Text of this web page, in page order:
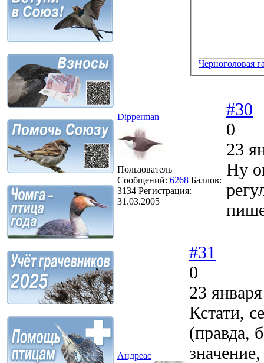
Черноголовая
Dipperman
Пользователь
Сообщений: 6268 Баллов:
3134 Регистрация:
31.03.2005
#30
0
23
Ну
Андреас
#31
0
23
Кстати,
(правда,